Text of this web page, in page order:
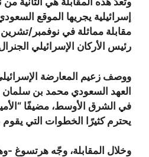
إسرائيلية يجريها الموقع
رئيس الأركان الإسرائيلي
ووصف زعيم المعارضة
العهد السعودي محمد بن سلمان
في الشرق الأوسط، مضيفًا
يحترم كثيرًا الخطوات التي يقوم
وخلال المقابلة، وجّه هرتسوغ -